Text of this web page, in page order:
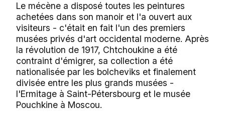
Le mécène a disposé toutes les peintures
achetées dans son manoir et l'a ouvert aux
visiteurs - c'était en fait l'un des premiers
musées privés d'art occidental moderne. Après
la révolution de 1917, Chtchoukine a été
contraint d'émigrer, sa collection a été
nationalisée par les bolcheviks et finalement
divisée entre les plus grands musées -
l'Ermitage à Saint-Pétersbourg et le musée
Pouchkine à Moscou.